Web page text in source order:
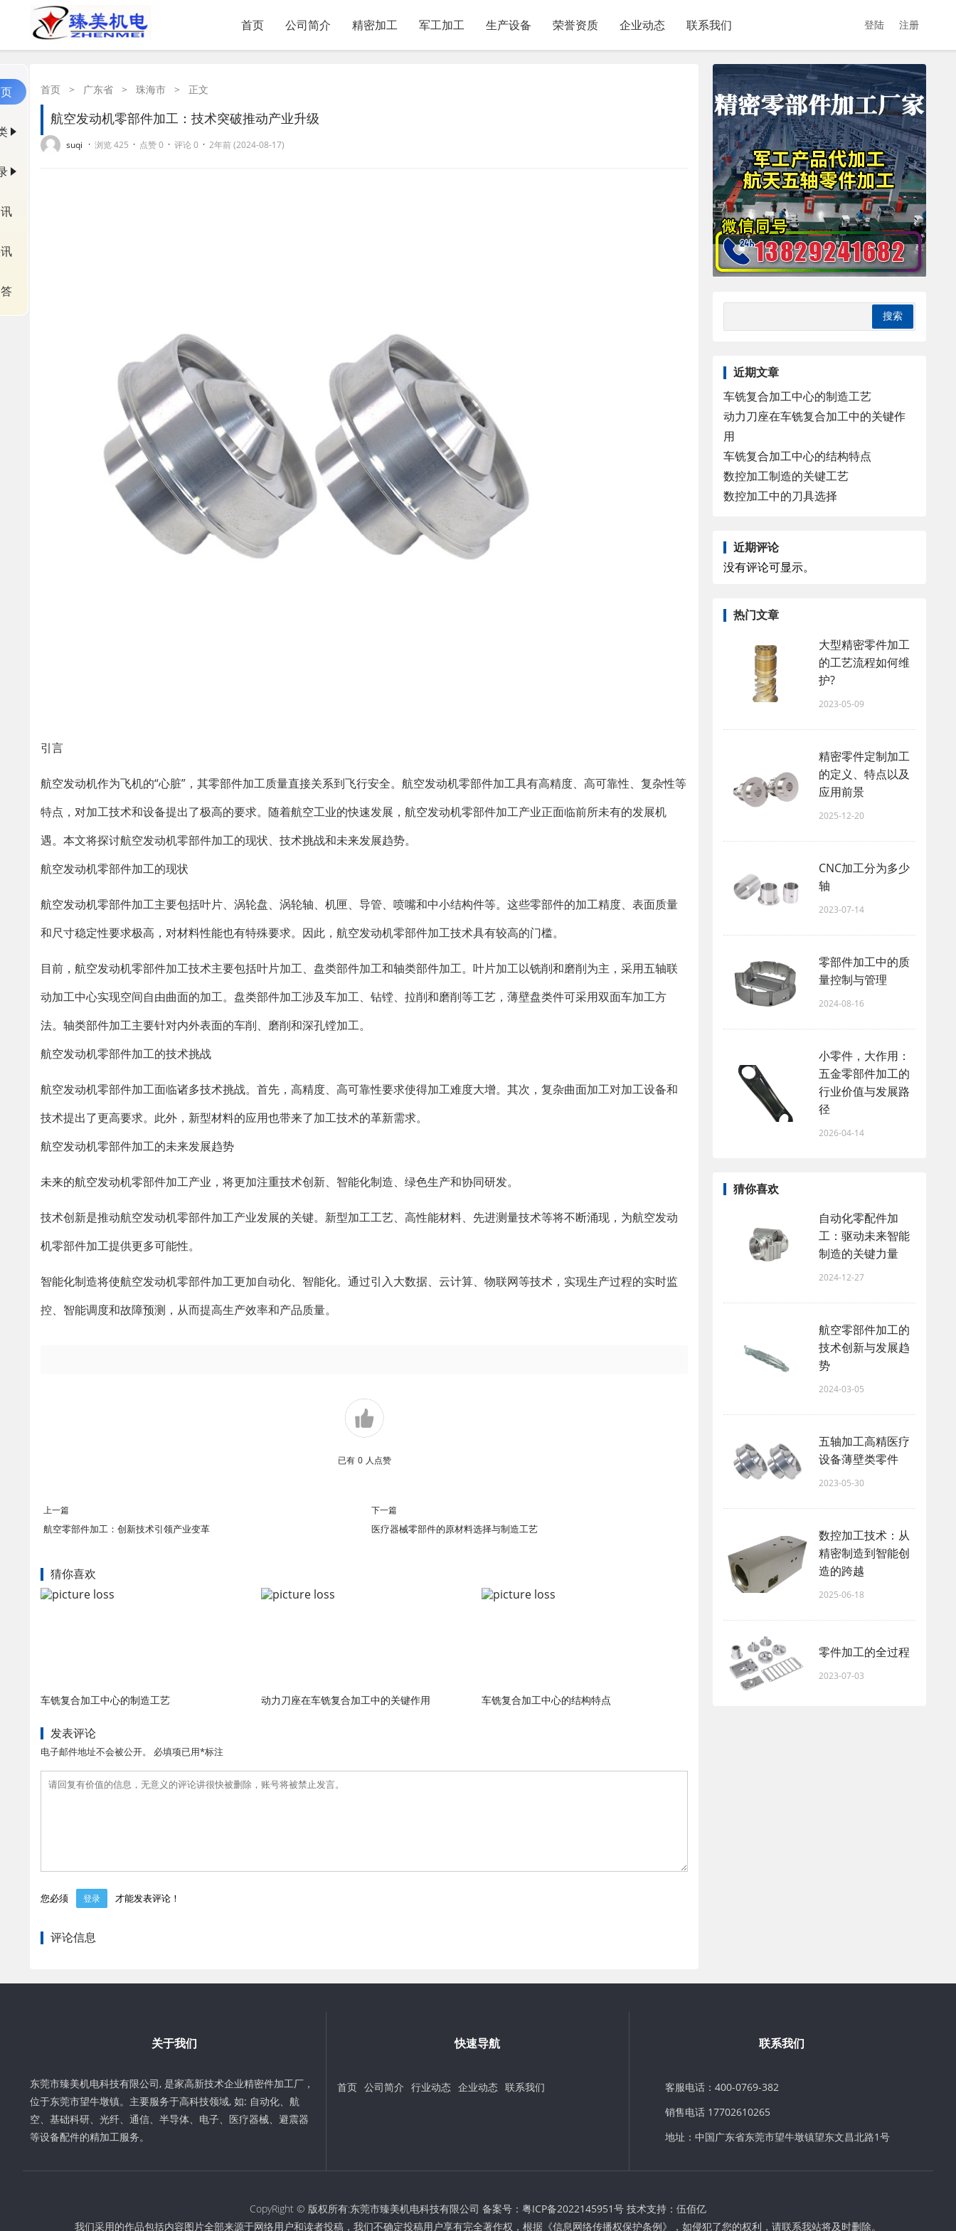
首页 公司简介 精密加工 军工加工 生产设备 荣誉资质 企业动态 联系我们 登陆 注册
首页 > 广东省 > 珠海市 > 正文
航空发动机零部件加工：技术突破推动产业升级
suqi · 浏览 425 · 点赞 0 · 评论 0 · 2年前 (2024-08-17)
引言
航空发动机作为飞机的“心脏”，其零部件加工质量直接关系到飞行安全。航空发动机零部件加工具有高精度、高可靠性、复杂性等
特点，对加工技术和设备提出了极高的要求。随着航空工业的快速发展，航空发动机零部件加工产业正面临前所未有的发展机
遇。本文将探讨航空发动机零部件加工的现状、技术挑战和未来发展趋势。
航空发动机零部件加工的现状
航空发动机零部件加工主要包括叶片、涡轮盘、涡轮轴、机匣、导管、喷嘴和中小结构件等。这些零部件的加工精度、表面质量
和尺寸稳定性要求极高，对材料性能也有特殊要求。因此，航空发动机零部件加工技术具有较高的门槛。
目前，航空发动机零部件加工技术主要包括叶片加工、盘类部件加工和轴类部件加工。叶片加工以铣削和磨削为主，采用五轴联
动加工中心实现空间自由曲面的加工。盘类部件加工涉及车加工、钻镗、拉削和磨削等工艺，薄壁盘类件可采用双面车加工方
法。轴类部件加工主要针对内外表面的车削、磨削和深孔镗加工。
航空发动机零部件加工的技术挑战
航空发动机零部件加工面临诸多技术挑战。首先，高精度、高可靠性要求使得加工难度大增。其次，复杂曲面加工对加工设备和
技术提出了更高要求。此外，新型材料的应用也带来了加工技术的革新需求。
航空发动机零部件加工的未来发展趋势
未来的航空发动机零部件加工产业，将更加注重技术创新、智能化制造、绿色生产和协同研发。
技术创新是推动航空发动机零部件加工产业发展的关键。新型加工工艺、高性能材料、先进测量技术等将不断涌现，为航空发动
机零部件加工提供更多可能性。
智能化制造将使航空发动机零部件加工更加自动化、智能化。通过引入大数据、云计算、物联网等技术，实现生产过程的实时监
控、智能调度和故障预测，从而提高生产效率和产品质量。
已有 0 人点赞
上一篇
航空零部件加工：创新技术引领产业变革
下一篇
医疗器械零部件的原材料选择与制造工艺
猜你喜欢
车铣复合加工中心的制造工艺 动力刀座在车铣复合加工中的关键作用 车铣复合加工中心的结构特点
发表评论
电子邮件地址不会被公开。 必填项已用*标注
您必须 登录 才能发表评论！
评论信息
近期文章
车铣复合加工中心的制造工艺
动力刀座在车铣复合加工中的关键作
用
车铣复合加工中心的结构特点
数控加工制造的关键工艺
数控加工中的刀具选择
近期评论
没有评论可显示。
热门文章
大型精密零件加工
的工艺流程如何维
护?
2023-05-09
精密零件定制加工
的定义、特点以及
应用前景
2025-12-20
CNC加工分为多少
轴
2023-07-14
零部件加工中的质
量控制与管理
2024-08-16
小零件，大作用：
五金零部件加工的
行业价值与发展路
径
2026-04-14
猜你喜欢
自动化零配件加
工：驱动未来智能
制造的关键力量
2024-12-27
航空零部件加工的
技术创新与发展趋
势
2024-03-05
五轴加工高精医疗
设备薄壁类零件
2023-05-30
数控加工技术：从
精密制造到智能创
造的跨越
2025-06-18
零件加工的全过程
2023-07-03
关于我们
东莞市臻美机电科技有限公司, 是家高新技术企业精密件加工厂，
位于东莞市望牛墩镇。主要服务于高科技领域, 如: 自动化、航
空、基础科研、光纤、通信、半导体、电子、医疗器械、避震器
等设备配件的精加工服务。
快速导航
首页 公司简介 行业动态 企业动态 联系我们
联系我们
客服电话：400-0769-382
销售电话 17702610265
地址：中国广东省东莞市望牛墩镇望东文昌北路1号
CopyRight © 版权所有:东莞市臻美机电科技有限公司 备案号： 粤ICP备2022145951号 技术支持： 伍佰亿
我们采用的作品包括内容图片全部来源于网络用户和读者投稿，我们不确定投稿用户享有完全著作权，根据《信息网络传播权保护条例》，如侵犯了您的权利，请联系我站将及时删除。